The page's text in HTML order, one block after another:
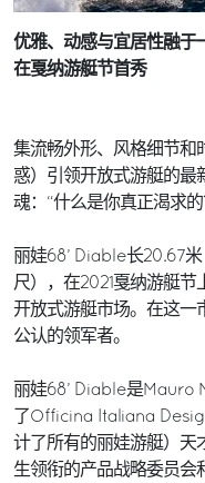
优雅、动感与宜居性融于
在戛纳游艇节首秀
集流畅外形、风格细节和
惑）引领开放式游艇的最
魂：“什么是你真正渴求的
丽娃68’ Diable长20.67
尺），在2021戛纳游艇
开放式游艇市场。在这一
公认的领军者。
丽娃68’ Diable是Mauro
了Officina Italiana
计了所有的丽娃游艇）
生领衔的产品战略委员会